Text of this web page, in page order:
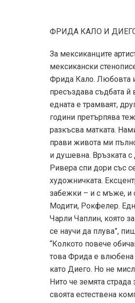
ФРИДА КАЛО И
За мексиканците
мексикански
Фрида Кало. Любовта
пресъздава съдбата
едната е трамваят,
години претърпява
разкъсва матката.
прави живота ми
и душевна. Връзката с
Ривера спи дори със
художничката.
забежки – и с мъже, и
Модити, Рокфелер.
Чарли Чаплин, която
се научи да плува”,
“Колкото повече
това Фрида е влюбена
като Диего. Но не
Нито че земята
своята естествена